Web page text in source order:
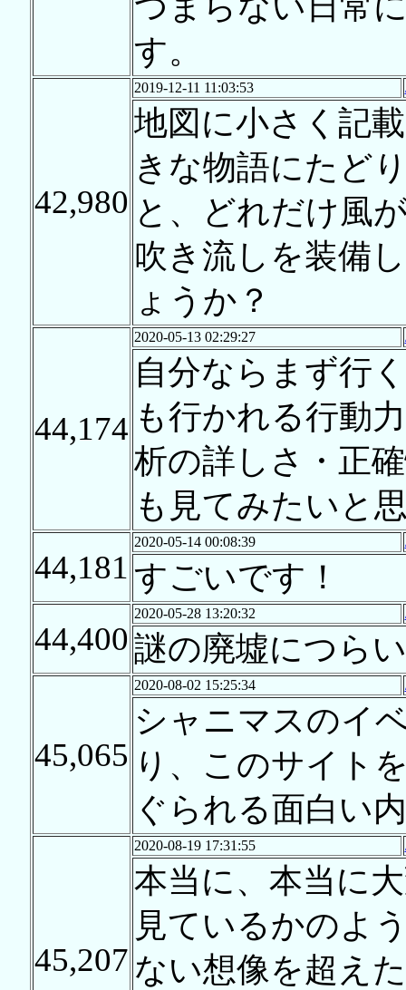
す。
42,980
2019-12-11 11:03:53
地図に小さく記
きな物語にたど
と、どれだけ風
吹き流しを装備
ょうか？
44,174
2020-05-13 02:29:27
自分ならまず行
も行かれる行動
析の詳しさ・正
も見てみたいと
44,181
2020-05-14 00:08:39
すごいです！
44,400
2020-05-28 13:20:32
謎の廃墟につら
45,065
2020-08-02 15:25:34
シャニマスのイ
り、このサイト
ぐられる面白い
45,207
2020-08-19 17:31:55
本当に、本当に
見ているかのよ
ない想像を超え